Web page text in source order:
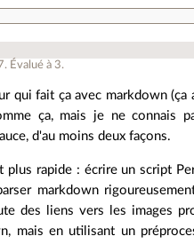
. Évalué à 3.
qui fait ça avec markdown (ça
ça, mais je ne connais
d'au moins deux façons.
plus rapide : écrire un script
markdown
des liens vers les images
mais en utilisant un